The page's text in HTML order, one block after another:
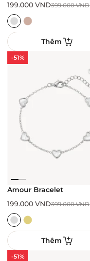
399.000VND
199.000 VND
Thêm
-51%
Amour Bracelet
399.000VND
199.000 VND
Thêm
-51%